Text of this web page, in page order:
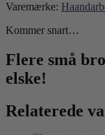
Varemærke:
Kommer snart…
Flere små
elske!
Relaterede